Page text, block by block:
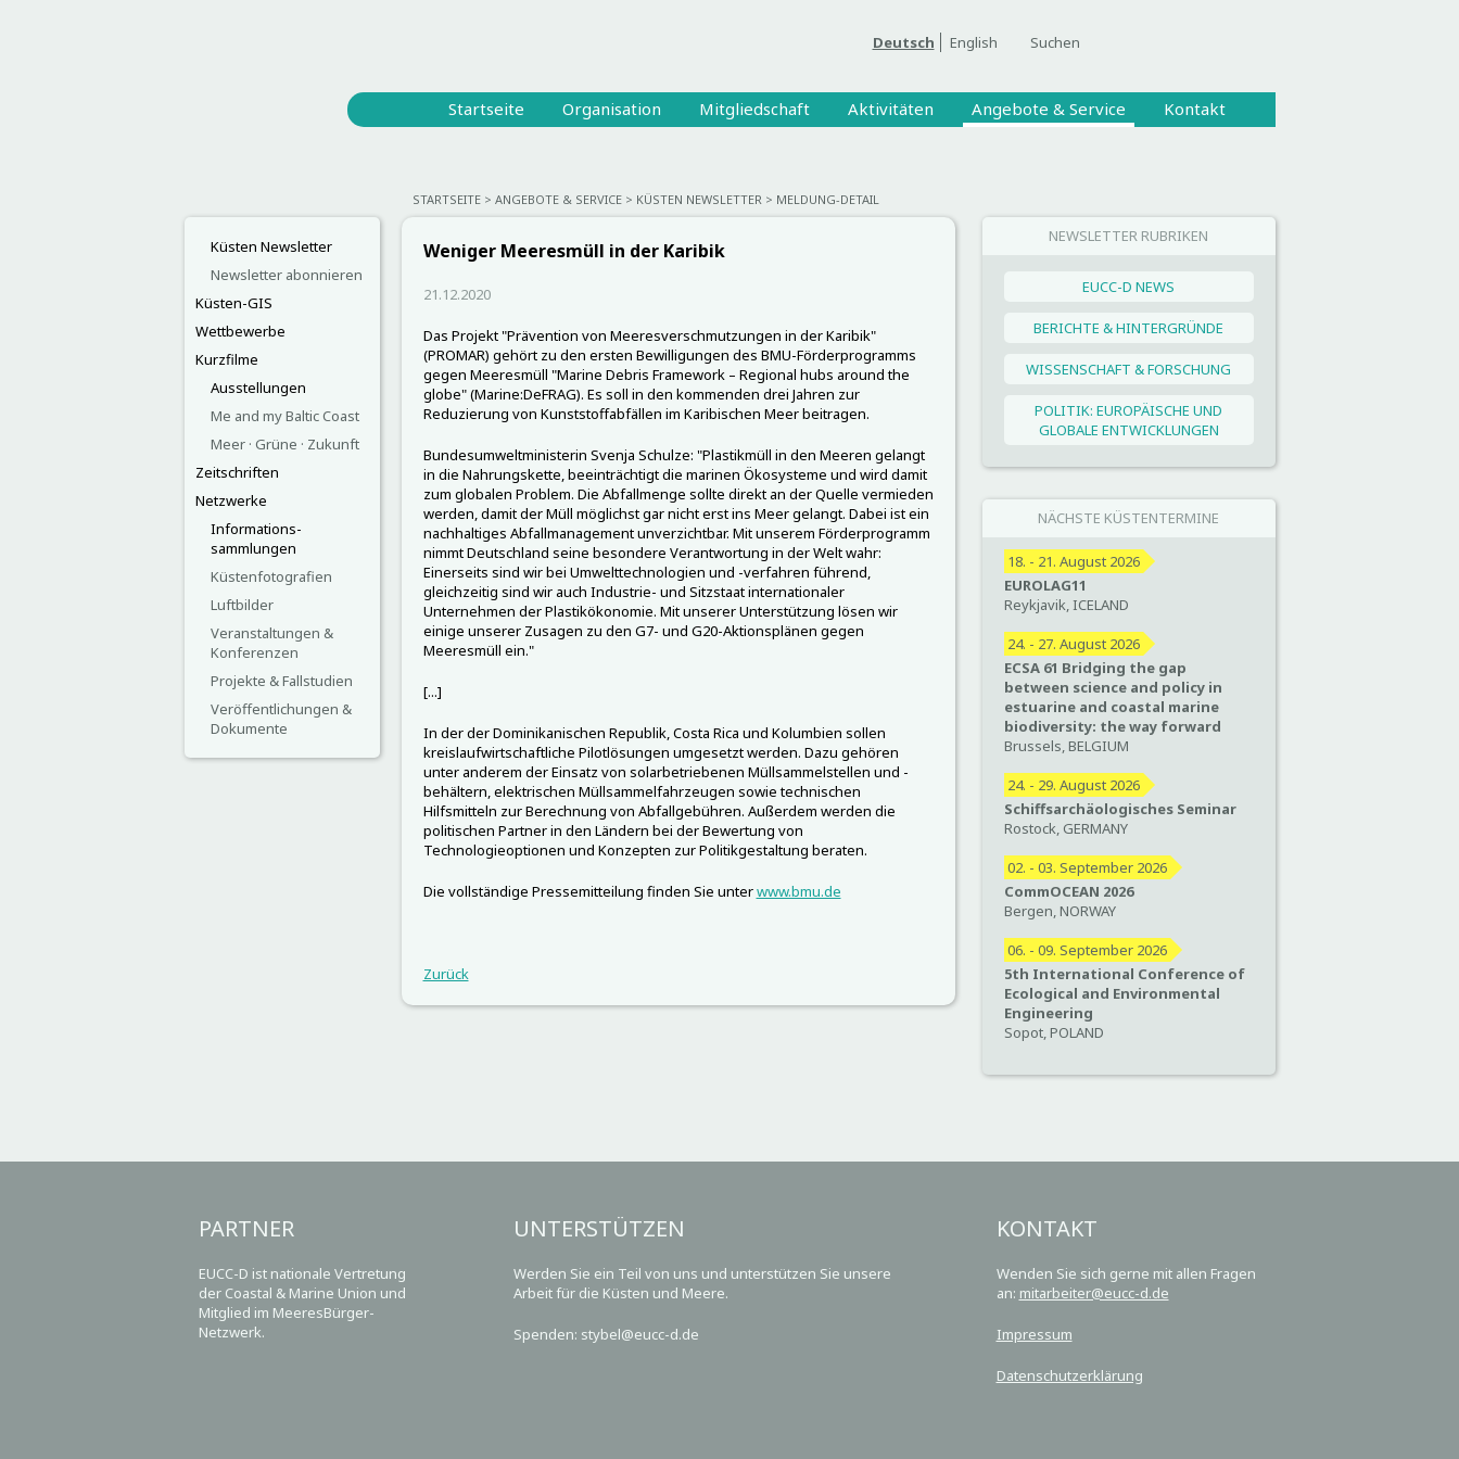
Suchen
Deutsch English
Startseite Organisation Mitgliedschaft Aktivitäten Angebote & Service Kontakt
STARTSEITE ANGEBOTE & SERVICE KÜSTEN NEWSLETTER MELDUNG-DETAIL
Küsten Newsletter
Newsletter abonnieren
Küsten-GIS
Wettbewerbe
Kurzfilme
Ausstellungen
Me and my Baltic Coast
Meer · Grüne · Zukunft
Zeitschriften
Netzwerke
Informations-
sammlungen
Küstenfotografien
Luftbilder
Veranstaltungen &
Konferenzen
Projekte & Fallstudien
Veröffentlichungen &
Dokumente
NEWSLETTER RUBRIKEN
EUCC-D NEWS
BERICHTE & HINTERGRÜNDE
WISSENSCHAFT & FORSCHUNG
POLITIK: EUROPÄISCHE UND
GLOBALE ENTWICKLUNGEN
NÄCHSTE KÜSTENTERMINE
18. - 21. August 2026
EUROLAG11
Reykjavik, ICELAND
24. - 27. August 2026
ECSA 61 Bridging the gap
between science and policy in
estuarine and coastal marine
biodiversity: the way forward
Brussels, BELGIUM
24. - 29. August 2026
Schiffsarchäologisches Seminar
Rostock, GERMANY
02. - 03. September 2026
CommOCEAN 2026
Bergen, NORWAY
06. - 09. September 2026
5th International Conference of
Ecological and Environmental
Engineering
Sopot, POLAND
Weniger Meeresmüll in der Karibik
21.12.2020
Das Projekt "Prävention von Meeresverschmutzungen in der Karibik"
(PROMAR) gehört zu den ersten Bewilligungen des BMU-Förderprogramms
gegen Meeresmüll "Marine Debris Framework – Regional hubs around the
globe" (Marine:DeFRAG). Es soll in den kommenden drei Jahren zur
Reduzierung von Kunststoffabfällen im Karibischen Meer beitragen.
Bundesumweltministerin Svenja Schulze: "Plastikmüll in den Meeren gelangt
in die Nahrungskette, beeinträchtigt die marinen Ökosysteme und wird damit
zum globalen Problem. Die Abfallmenge sollte direkt an der Quelle vermieden
werden, damit der Müll möglichst gar nicht erst ins Meer gelangt. Dabei ist ein
nachhaltiges Abfallmanagement unverzichtbar. Mit unserem Förderprogramm
nimmt Deutschland seine besondere Verantwortung in der Welt wahr:
Einerseits sind wir bei Umwelttechnologien und -verfahren führend,
gleichzeitig sind wir auch Industrie- und Sitzstaat internationaler
Unternehmen der Plastikökonomie. Mit unserer Unterstützung lösen wir
einige unserer Zusagen zu den G7- und G20-Aktionsplänen gegen
Meeresmüll ein."
[...]
In der der Dominikanischen Republik, Costa Rica und Kolumbien sollen
kreislaufwirtschaftliche Pilotlösungen umgesetzt werden. Dazu gehören
unter anderem der Einsatz von solarbetriebenen Müllsammelstellen und -
behältern, elektrischen Müllsammelfahrzeugen sowie technischen
Hilfsmitteln zur Berechnung von Abfallgebühren. Außerdem werden die
politischen Partner in den Ländern bei der Bewertung von
Technologieoptionen und Konzepten zur Politikgestaltung beraten.
Die vollständige Pressemitteilung finden Sie unterwww.bmu.de
Zurück
PARTNER
EUCC-D ist nationale Vertretung
der Coastal & Marine Union und
Mitglied im MeeresBürger-
Netzwerk.
UNTERSTÜTZEN
Werden Sie ein Teil von uns und unterstützen Sie unsere
Arbeit für die Küsten und Meere.
Spenden: stybel@eucc-d.de
KONTAKT
Wenden Sie sich gerne mit allen Fragen
an: mitarbeiter@eucc-d.de
Impressum
Datenschutzerklärung